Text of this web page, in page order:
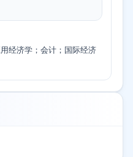
经济学；会计；国际经济